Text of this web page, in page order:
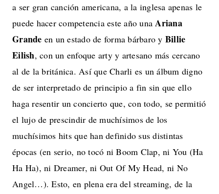
a ser gran canción americana, a la inglesa apenas le
puede hacer competencia este año una Ariana
Grande en un estado de forma bárbaro y Billie
Eilish, con un enfoque arty y artesano más cercano
al de la británica. Así queCharli es un álbum digno
de ser interpretado de principio a fin sin que ello
haga resentir un concierto que, con todo, se permitió
el lujo de prescindir de muchísimos de los
muchísimos hits que han definido sus distintas
épocas (en serio, no tocó niBoom Clap, ni You (Ha
Ha Ha), ni Dreamer, ni Out Of My Head, ni No
Angel…). Esto, en plena era del streaming, de la